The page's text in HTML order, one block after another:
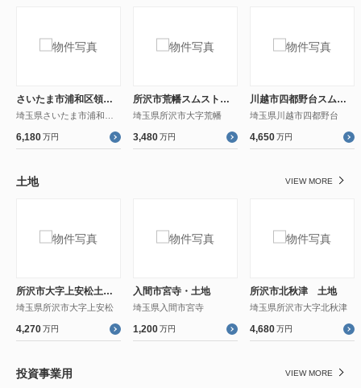
さいたま市浦和区領家 スムストック
6,180 万円
所沢市荒幡スムストック
埼玉県所沢市大字荒幡
3,480 万円
川越市四都野台スムストック
埼玉県川越市四都野台
4,650 万円
土地
所沢市大字上安松土地１号地／全５区画
埼玉県所沢市大字上安松
4,270 万円
入間市宮寺・土地
埼玉県入間市宮寺
1,200 万円
所沢市北秋津 土地
埼玉県所沢市大字北秋津
4,680 万円
VIEW MORE
投資事業用 VIEW MORE